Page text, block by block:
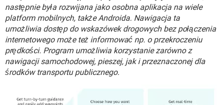
WINDOWS 10
następnie była rozwijana jako osobna aplikacja na wiele
platform mobilnych, także Androida. Nawigacja ta
umożliwia dostęp do wskazówek drogowych bez połączenia
internetowego może też informować np. o przekroczeniu
prędkości. Program umożliwia korzystanie zarówno z
nawigacji samochodowej, pieszej, jak i przeznaczonej dla
środków transportu publicznego.